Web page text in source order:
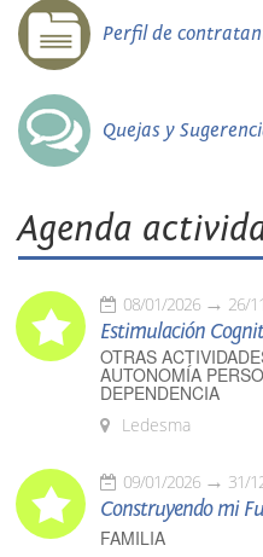
Perfil de
Quejas y
Agenda
08/01/2026 26/
Estimulación
OTRAS
AUTONOMÍA
DEPENDENCIA
Ledesma
09/01/2026 31/
Construyendo mi
FAMILIA